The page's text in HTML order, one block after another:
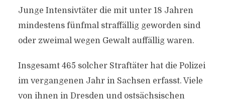
Junge Intensivtäter die mit unter 18 Jahren
mindestens fünfmal straffällig geworden sind
oder zweimal wegen Gewalt auffällig waren.
Insgesamt 465 solcher Straftäter hat die Polizei
im vergangenen Jahr in Sachsen erfasst. Viele
von ihnen in Dresden und ostsächsischen